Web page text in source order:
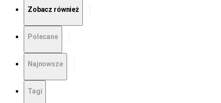
Zobacz również
Polecane
Najnowsze
Tagi